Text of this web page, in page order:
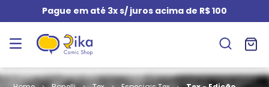
Pague em até 3x s/ juros acima de R$ 100